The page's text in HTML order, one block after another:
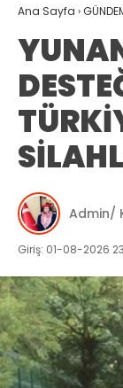
Ana Sayfa ›
Admin/
Giriş: 01-08-2026